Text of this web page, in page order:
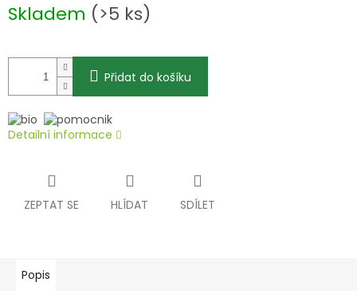
cena:
Skladem (>5 ks)
Přidat do košíku
Detailní informace
ZEPTAT SE HLÍDAT SDÍLET
Popis